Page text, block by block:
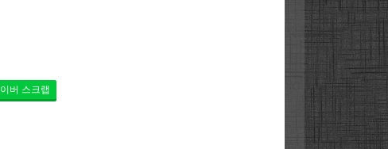
버 스크랩